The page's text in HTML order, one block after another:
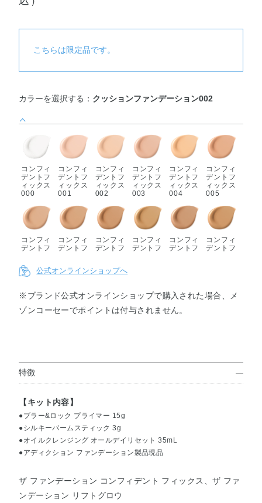
こちらは限定品です。
カラーを選択する： クッションファンデーション002
コンフィ
デントフ
ィックス
000
コンフィ
デントフ
ィックス
001
コンフィ
デントフ
ィックス
002
コンフィ
デントフ
ィックス
003
コンフィ
デントフ
ィックス
004
コンフィ
デントフ
ィックス
005
コンフィ
デントフ
006
コンフィ
デントフ
コンフィ
デントフ
コンフィ
デントフ
コンフィ
デントフ
コンフィ
デントフ
コンフィ
コンフィ
リフトグ
リフトグ
リフトグ
リフトグ
リフトグ
リフトグ
リフトグ
リフトグ
リフトグ
リフトグ
ロウ011
リフトグ
ロウ000
クッショ
ンファン
デーショ
クッショ
ンファン
デーショ
クッショ
ンファン
公式オンラインショップへ
※ブランド公式オンラインショップで購入された場合、メ
ゾンコーセーでポイントは付与されません。
特徴
【キット内容】
●ブラー&ロック プライマー 15g
●シルキーバームスティック 3g
●オイルクレンジング オールデイリセット 35mL
●アディクション ファンデーション製品現品
ザ ファンデーション コンフィデント フィックス、ザ ファ
ンデーション リフトグロウ